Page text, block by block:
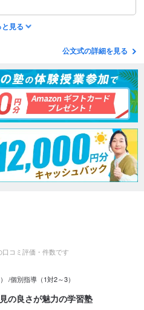
と見る
公文式の詳細を見る
コミ評価・件数です
個別指導（1対2～3）
の良さが魅力の学習塾